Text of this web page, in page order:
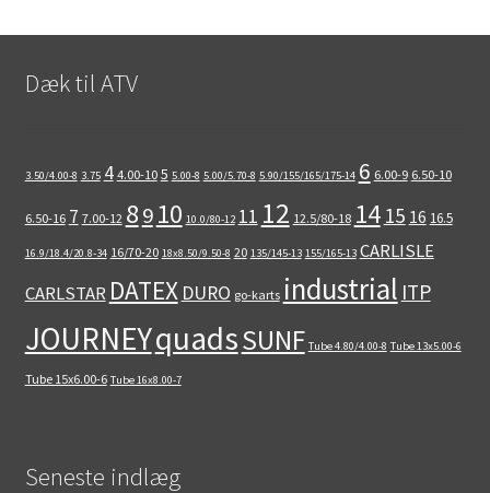
Dæk til ATV
3.50/4.00-8 3.75 4 4.00-10 5 5.00-8 5.00/5.70-8 5.90/155/165/175-14 6 6.00-9 6.50-10
6.50-16 7 7.00-12 89 10 10.0/80-12 11 12 12.5/80-18 14 15 16 16.5
16.9/18.4/20.8-34 16/70-20 18x8.50/9.50-8 20 135/145-13 155/165-13 CARLISLE
CARLSTAR DATEX DURO go-karts industrial ITP
JOURNEYquadsSUNF Tube 4.80/4.00-8 Tube 13x5.00-6
Tube 15x6.00-6 Tube 16x8.00-7
Seneste indlæg